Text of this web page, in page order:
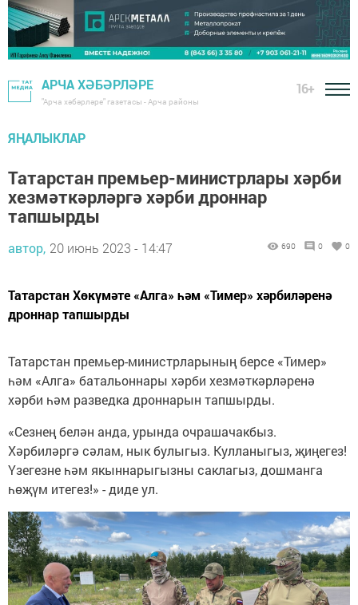
АРЧА ХӘБӘРЛӘРЕ
"Арча хәбәрләре" газетасы - Арча районы
16+
ЯҢАЛЫКЛАР
Татарстан премьер-министрлары хәрби
хезмәткәрләргә хәрби дроннар
тапшырды
автор, 20 июнь 2023 - 14:47 690 0 0
Татарстан Хөкүмәте «Алга» һәм «Тимер» хәрбиләренә
дроннар тапшырды
Татарстан премьер-министрларының берсе «Тимер»
һәм «Алга» батальоннары хәрби хезмәткәрләренә
хәрби һәм разведка дроннарын тапшырды.
«Сезнең белән анда, урында очрашачакбыз.
Хәрбиләргә сәлам, нык булыгыз. Кулланыгыз, җиңегез!
Үзегезне һәм якыннарыгызны саклагыз, дошманга
һөҗүм итегез!» - диде ул.